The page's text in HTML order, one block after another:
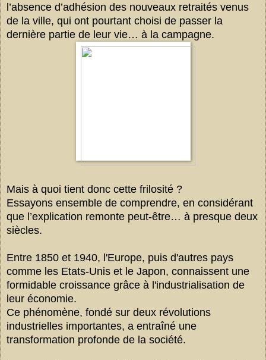
l’absence d’adhésion des nouveaux retraités venus
de la ville, qui ont pourtant choisi de passer la
dernière partie de leur vie… à la campagne.
Mais à quoi tient donc cette frilosité ?
Essayons ensemble de comprendre, en considérant
que l’explication remonte peut-être… à presque deux
siècles.
Entre 1850 et 1940, l'Europe, puis d'autres pays
comme les Etats-Unis et le Japon, connaissent une
formidable croissance grâce à l'industrialisation de
leur économie.
Ce phénomène, fondé sur deux révolutions
industrielles importantes, a entraîné une
transformation profonde de la société.